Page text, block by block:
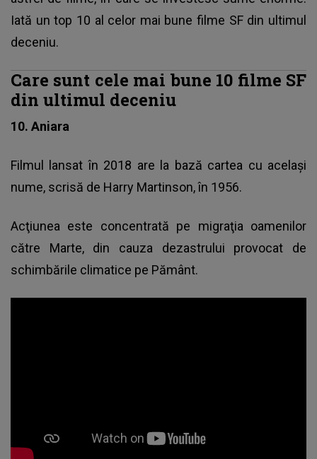
Iată un top 10 al celor mai bune filme SF din ultimul
deceniu.
Care sunt cele mai bune 10 filme SF
din ultimul deceniu
10. Aniara
Filmul lansat în 2018 are la bază cartea cu acelaşi
nume, scrisă de Harry Martinson, în 1956.
Acţiunea este concentrată pe migraţia oamenilor
către Marte, din cauza dezastrului provocat de
schimbările climatice pe Pământ.